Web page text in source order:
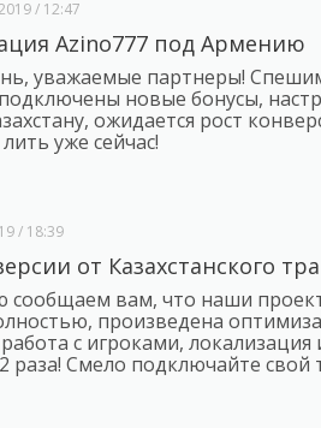
/ 12:47
Azino777 под Армению
уважаемые партнеры!
новые бонусы,
ожидается рост
уже сейчас!
/ 18:39
от Казахстанского
сообщаем вам, что наши
произведена
с игроками,
раза! Смело подключайте свой